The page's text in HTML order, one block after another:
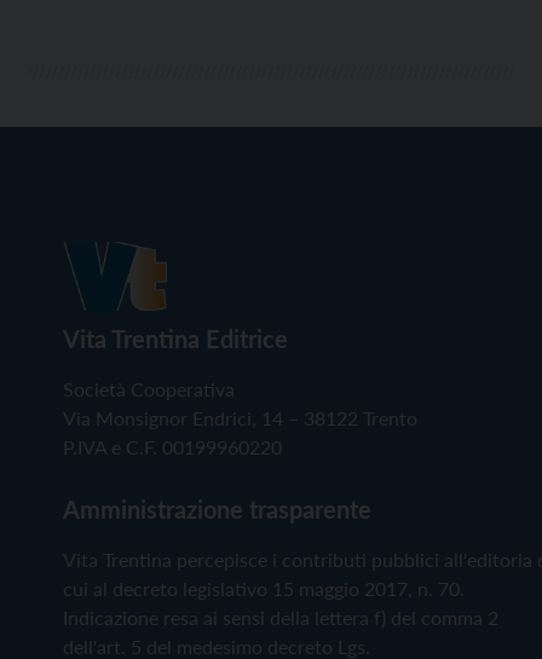
Vita Trentina Editrice
Società Cooperativa
Via Monsignor Endrici, 14 – 38122 Trento
P.IVA e C.F. 00199960220
Amministrazione trasparente
Vita Trentina percepisce i contributi pubblici all'editoria
cui al decreto legislativo 15 maggio 2017, n. 70.
Indicazione resa ai sensi della lettera f) del comma 2
dell'art. 5 del medesimo decreto Lgs.